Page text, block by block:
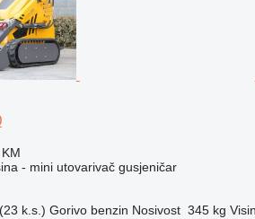
- mini utovarivač gusjeničar
k.s.) Gorivo benzin Nosivost 345 kg